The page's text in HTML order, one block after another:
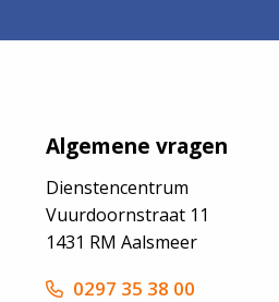
Algemene vragen
Dienstencentrum
Vuurdoornstraat 11
1431 RM Aalsmeer
0297 35 38 00